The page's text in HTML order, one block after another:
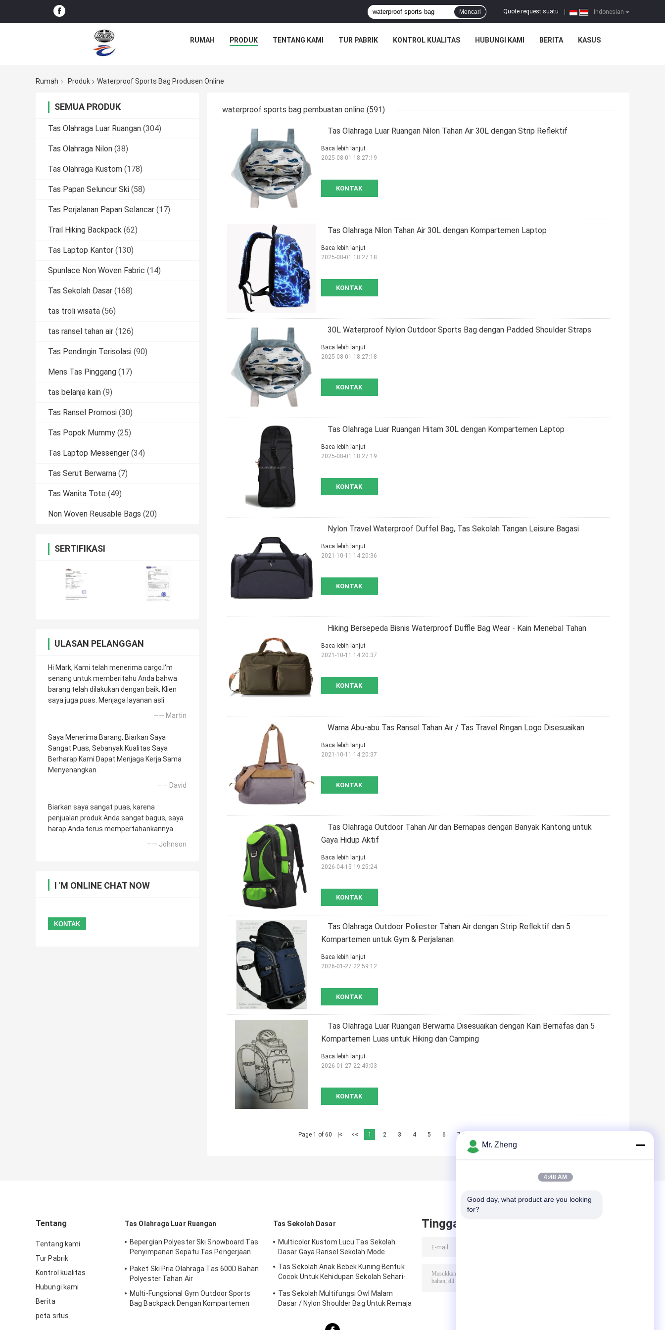
Indonesian
Quote request suatu
Mencari
RUMAH PRODUK TENTANG KAMI TUR PABRIK KONTROL KUALITAS HUBUNGI KAMI BERITA KASUS
Rumah Produk Waterproof Sports Bag Produsen Online
SEMUA PRODUK
Tas Olahraga Luar Ruangan (304)
Tas Olahraga Nilon (38)
Tas Olahraga Kustom (178)
Tas Papan Seluncur Ski (58)
Tas Perjalanan Papan Selancar (17)
Trail Hiking Backpack (62)
Tas Laptop Kantor (130)
Spunlace Non Woven Fabric (14)
Tas Sekolah Dasar (168)
tas troli wisata (56)
tas ransel tahan air (126)
Tas Pendingin Terisolasi (90)
Mens Tas Pinggang (17)
tas belanja kain (9)
Tas Ransel Promosi (30)
Tas Popok Mummy (25)
Tas Laptop Messenger (34)
Tas Serut Berwarna (7)
Tas Wanita Tote (49)
Non Woven Reusable Bags (20)
SERTIFIKASI
ULASAN PELANGGAN
Hi Mark, Kami telah menerima cargo.I'm
senang untuk memberitahu Anda bahwa
barang telah dilakukan dengan baik. Klien
saya juga puas. Menjaga layanan asli
—— Martin
Saya Menerima Barang, Biarkan Saya
Sangat Puas, Sebanyak Kualitas Saya
Berharap Kami Dapat Menjaga Kerja Sama
Menyenangkan.
—— David
Biarkan saya sangat puas, karena
penjualan produk Anda sangat bagus, saya
harap Anda terus mempertahankannya
—— Johnson
I 'M ONLINE CHAT NOW
waterproof sports bag pembuatan online (591)
Tas Olahraga Luar Ruangan Nilon Tahan Air 30L dengan Strip Reflektif
KONTAK
Baca lebih lanjut
2025-08-01 18:27:19
Tas Olahraga Nilon Tahan Air 30L dengan Kompartemen Laptop
KONTAK
Baca lebih lanjut
2025-08-01 18:27:18
30L Waterproof Nylon Outdoor Sports Bag dengan Padded Shoulder Straps
KONTAK
Baca lebih lanjut
2025-08-01 18:27:18
Tas Olahraga Luar Ruangan Hitam 30L dengan Kompartemen Laptop
KONTAK
Baca lebih lanjut
2025-08-01 18:27:19
Nylon Travel Waterproof Duffel Bag, Tas Sekolah Tangan Leisure Bagasi
KONTAK
Baca lebih lanjut
2021-10-11 14:20:36
Hiking Bersepeda Bisnis Waterproof Duffle Bag Wear - Kain Menebal Tahan
KONTAK
Baca lebih lanjut
2021-10-11 14:20:37
Warna Abu-abu Tas Ransel Tahan Air / Tas Travel Ringan Logo Disesuaikan
KONTAK
Baca lebih lanjut
2021-10-11 14:20:37
Tas Olahraga Outdoor Tahan Air dan Bernapas dengan Banyak Kantong untuk
Gaya Hidup Aktif
KONTAK
Baca lebih lanjut
2026-04-15 19:25:24
Tas Olahraga Outdoor Poliester Tahan Air dengan Strip Reflektif dan 5
Kompartemen untuk Gym & Perjalanan
KONTAK
Baca lebih lanjut
2026-01-27 22:59:12
Tas Olahraga Luar Ruangan Berwarna Disesuaikan dengan Kain Bernafas dan 5
Kompartemen Luas untuk Hiking dan Camping
KONTAK
Baca lebih lanjut
2026-01-27 22:49:03
Page 1 of 60 |< << 1 2 3 4 5 6 7
Tentang
Tentang kami
Tur Pabrik
Kontrol kualitas
Hubungi kami
Berita
peta situs
Tas Olahraga Luar Ruangan
Bepergian Polyester Ski Snowboard Tas
Penyimpanan Sepatu Tas Pengerjaan
Paket Ski Pria Olahraga Tas 600D Bahan
Polyester Tahan Air
Multi-Fungsional Gym Outdoor Sports
Bag Backpack Dengan Kompartemen
Tas Sekolah Dasar
Multicolor Kustom Lucu Tas Sekolah
Dasar Gaya Ransel Sekolah Mode
Tas Sekolah Anak Bebek Kuning Bentuk
Cocok Untuk Kehidupan Sekolah Sehari-
Tas Sekolah Multifungsi Owl Malam
Dasar / Nylon Shoulder Bag Untuk Remaja
Tinggalkan pesan
Mr. Zheng
4:48 AM
Good day, what product are you looking
for?